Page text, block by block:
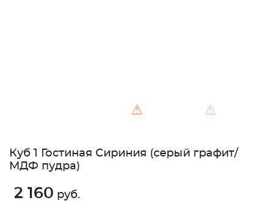
⚠ ⚠
Куб 1 Гостиная Сириния (серый графит/
МДФ пудра)
2 160 руб.